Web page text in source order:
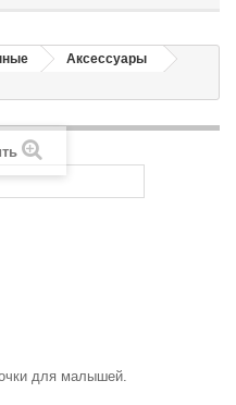
Аксессуары
для малышей.